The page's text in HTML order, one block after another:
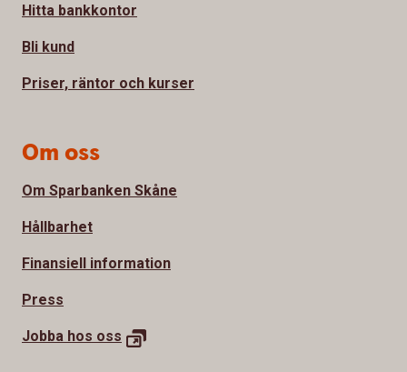
Hitta bankkontor
Bli kund
Priser, räntor och kurser
Om oss
Om Sparbanken Skåne
Hållbarhet
Finansiell information
Press
Jobba hos oss